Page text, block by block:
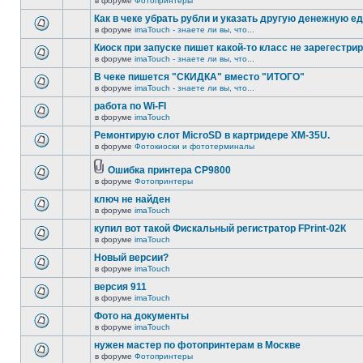
Как в чеке убрать рубли и указать другую денежную
в форуме imaTouch - знаете ли вы, что...
Киоск при запуске пишет какой-то класс не
в форуме imaTouch - знаете ли вы, что...
В чеке пишется "СКИДКА" вместо "ИТОГО"
в форуме imaTouch - знаете ли вы, что...
работа по Wi-FI
в форуме imaTouch
Ремонтирую слот MicroSD в картридере XM-35U.
в форуме Фотокиоски и фототерминалы
Ошибка принтера CP9800
в форуме Фотопринтеры
ключ не найден
в форуме imaTouch
купил вот такой Фискальный регистратор FPrint-02К
в форуме imaTouch
Новый версии?
в форуме imaTouch
версия 911
в форуме imaTouch
Фото на документы
в форуме imaTouch
нужен мастер по фотопринтерам в Москве
в форуме Фотопринтеры